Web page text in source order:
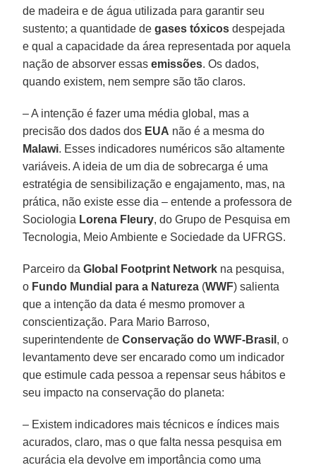
de madeira e de água utilizada para garantir seu
sustento; a quantidade de gases tóxicos despejada
e qual a capacidade da área representada por aquela
nação de absorver essasemissões. Os dados,
quando existem, nem sempre são tão claros.
– A intenção é fazer uma média global, mas a
precisão dos dados dos EUA não é a mesma do
Malawi. Esses indicadores numéricos são altamente
variáveis. A ideia de um dia de sobrecarga é uma
estratégia de sensibilização e engajamento, mas, na
prática, não existe esse dia – entende a professora de
Sociologia Lorena Fleury, do Grupo de Pesquisa em
Tecnologia, Meio Ambiente e Sociedade da UFRGS.
Parceiro daGlobal Footprint Network na pesquisa,
o Fundo Mundial para a Natureza (WWF) salienta
que a intenção da data é mesmo promover a
conscientização. Para Mario Barroso,
superintendente deConservação do WWF-Brasil , o
levantamento deve ser encarado como um indicador
que estimule cada pessoa a repensar seus hábitos e
seu impacto na conservação do planeta:
– Existem indicadores mais técnicos e índices mais
acurados, claro, mas o que falta nessa pesquisa em
acurácia ela devolve em importância como uma